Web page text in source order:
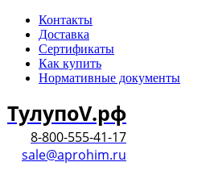
Контакты
Доставка
Сертификаты
Как купить
Нормативные документы
ТулупоV.рф
8-800-555-41-17
sale@aprohim.ru